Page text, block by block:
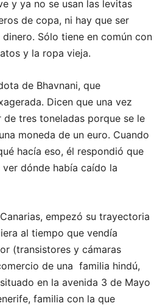
y ya no se usan las levitas
de copa, ni hay que ser
Sólo tiene en común con
y la ropa vieja.
de Bhavnani, que
Dicen que una vez
tres toneladas porque se le
moneda de un euro. Cuando
hacía eso, él respondió que
dónde había caído la
empezó su trayectoria
al tiempo que vendía
(transistores y cámaras
de una familia hindú,
en la avenida 3 de Mayo
familia con la que